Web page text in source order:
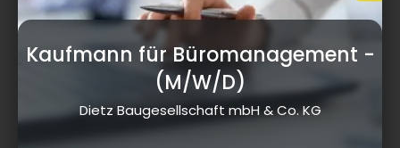
Kaufmann für Büromanagement -
(M/W/D)
Dietz Baugesellschaft mbH & Co. KG